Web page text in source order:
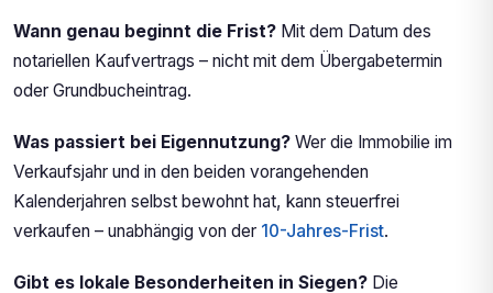
Wann genau beginnt die Frist? Mit dem Datum des
notariellen Kaufvertrags – nicht mit dem Übergabetermin
oder Grundbucheintrag.
Was passiert bei Eigennutzung? Wer die Immobilie im
Verkaufsjahr und in den beiden vorangehenden
Kalenderjahren selbst bewohnt hat, kann steuerfrei
verkaufen – unabhängig von der 10-Jahres-Frist.
Gibt es lokale Besonderheiten in Siegen? Die